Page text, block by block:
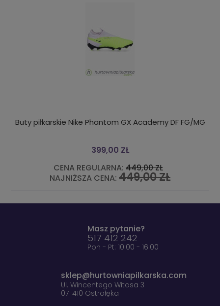
Phantom GX Academy DF FG/MG
449,00 ZŁ
449,00 ZŁ
KOŁO DMUCHANE
Masz pytanie?
517 412 242
Pon - Pt: 10:00 - 16:00
sklep@hurtowniapilkarska.com
Ul. Wincentego Witosa 3
07-410 Ostrołęka